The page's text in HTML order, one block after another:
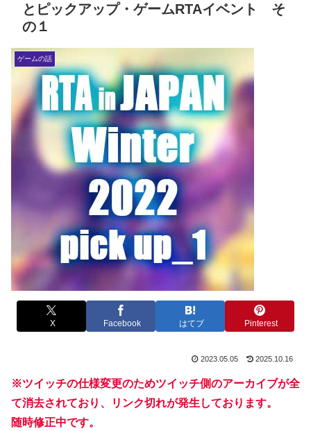
とピックアップ・ゲームRTAイベント そ
の１
ゲームの話
X Facebook はてブ Pinterest
2023.05.05 2025.10.16
※ツイッチの仕様変更のためツイッチ側のアーカイブが全
て消去されており、リンク切れが発生しております。
随時修正中です。